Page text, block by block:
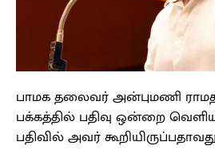
பாமக தலைவர் அன்புமணி
பக்கத்தில் பதிவு ஒன்றை
பதிவில் அவர்